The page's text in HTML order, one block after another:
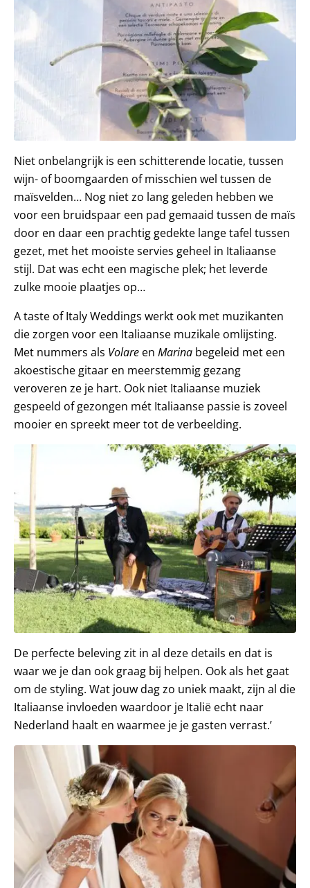
Niet onbelangrijk is een schitterende locatie, tussen
wijn- of boomgaarden of misschien wel tussen de
maïsvelden… Nog niet zo lang geleden hebben we
voor een bruidspaar een pad gemaaid tussen de maïs
door en daar een prachtig gedekte lange tafel tussen
gezet, met het mooiste servies geheel in Italiaanse
stijl. Dat was echt een magische plek; het leverde
zulke mooie plaatjes op…
A taste of Italy Weddings werkt ook met muzikanten
die zorgen voor een Italiaanse muzikale omlijsting.
Met nummers als Volare en Marina begeleid met een
akoestische gitaar en meerstemmig gezang
veroveren ze je hart. Ook niet Italiaanse muziek
gespeeld of gezongen mét Italiaanse passie is zoveel
mooier en spreekt meer tot de verbeelding.
De perfecte beleving zit in al deze details en dat is
waar we je dan ook graag bij helpen. Ook als het gaat
om de styling. Wat jouw dag zo uniek maakt, zijn al die
Italiaanse invloeden waardoor je Italië echt naar
Nederland haalt en waarmee je je gasten verrast.’